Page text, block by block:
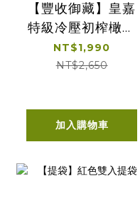
【豐收御藏】皇嘉
特級冷壓初榨橄欖
油 雙入組
NT$1,990
NT$2,650
加入購物車